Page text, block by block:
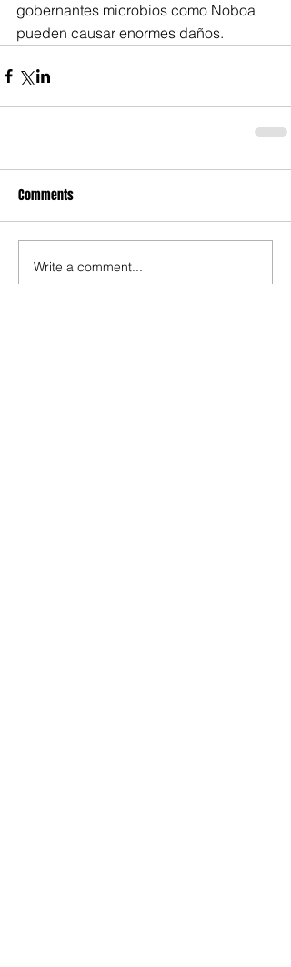
gobernantes microbios como Noboa
pueden causar enormes daños.
Comments
Write a comment...